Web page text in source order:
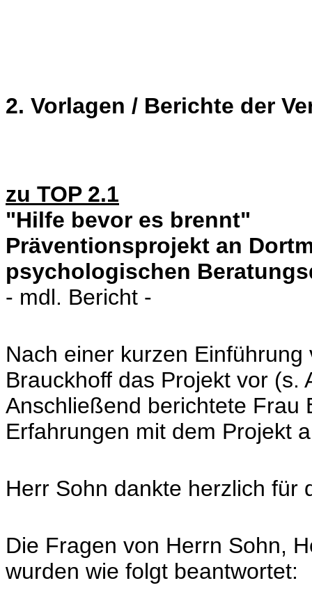
2. Vorlagen / Berichte der
zu TOP 2.1
"Hilfe bevor es brennt"
Präventionsprojekt an
psychologischen
- mdl. Bericht -
Nach einer kurzen
Brauckhoff das Projekt vor (s.
Anschließend berichtete Frau
Erfahrungen mit dem Projekt
Herr Sohn dankte herzlich für
Die Fragen von Herrn Sohn,
wurden wie folgt beantwortet: